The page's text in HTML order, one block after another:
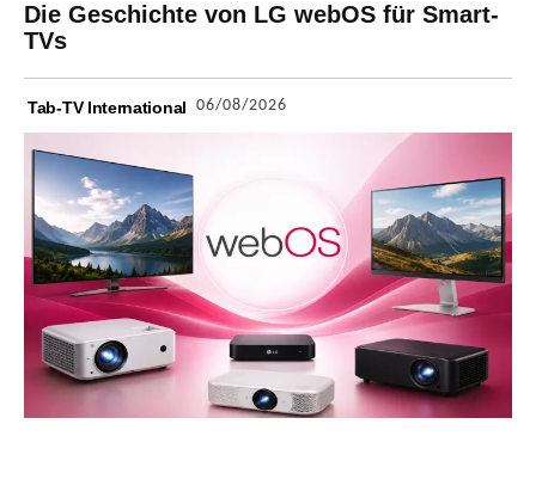
Die Geschichte von LG webOS für Smart-
TVs
Tab-TV International 06/08/2026